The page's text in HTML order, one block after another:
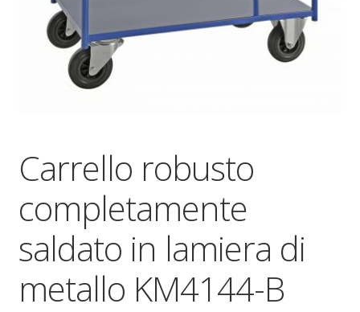
Dove siamo
garanzia
Il mio account
Pagamenti
Pagamento
Piattaforme elevatrici
Carrello robusto
completamente
saldato in lamiera di
metallo KM4144-B